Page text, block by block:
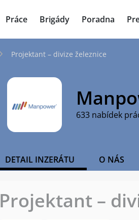
Práce Brigády Poradna
Projektant – divize železnice
633 nabídek
DETAIL INZERÁTU O NÁS
Projektant –